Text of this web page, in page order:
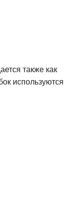
также как
используются